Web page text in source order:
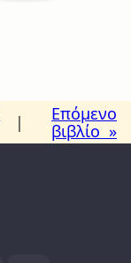
|
Επόμενο
βιβλίο »